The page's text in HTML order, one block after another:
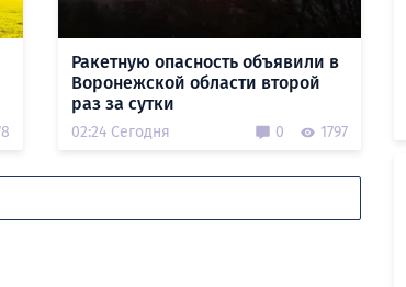
Ракетную опасность объявили в
Воронежской области второй
раз за сутки
02:24 Сегодня 0 1797